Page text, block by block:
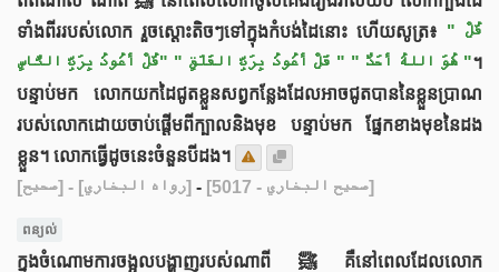
ទាំងពីររបស់លោក រួចស្ដោះតិចៗទៅក្នុងកំបង់ដៃនោះ ហើយសូត្រ៖ " قُلْ
هُوَ اللهُ أحَدٌ " " قَلْ أعُوذُ بِرَبِّ الفَلَقِ " "قُلْ أعُوذُ بِرَبِّ النَّاسِ "។
បន្ទាប់មក លោកយកដៃជូតខ្លួនសព្វកន្លែងដែលអាចជូតបាននៃខ្លួនប្រាណ
របស់លោកដោយចាប់ផ្ដើមពីក្បាលនិងមុខ បន្ទាប់មក ផ្នែកខាងមុខនៃដង
ខ្លួន។ លោកធ្វើដូចនេះចំនួនបីដង។
[صحيح]
- [رواه البخاري] - [صحيح البخاري - 5017]
ពន្យល់
ក្នុងចំណោមការចង្អុលបង្ហាញរបស់ណាពី ﷺ គឺនៅពេលដែលលោក